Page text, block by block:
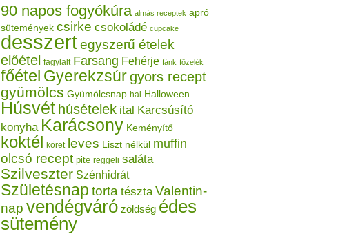
90 napos fogyókúra almás receptek apró
sütemények csirke csokoládé cupcake
desszertegyszerű ételek
előétel fagylalt Farsang Fehérje fánk főzelék
főétel Gyerekzsúrgyors recept
gyümölcs Gyümölcsnap hal Halloween
Húsvét húsételek ital Karcsúsító
konyha Karácsony Keményítő
koktél köret leves Liszt nélkül muffin
olcsó recept pite reggeli saláta
Szilveszter Szénhidrát
Születésnap torta tészta Valentin-
nap vendégváró zöldség édes
sütemény